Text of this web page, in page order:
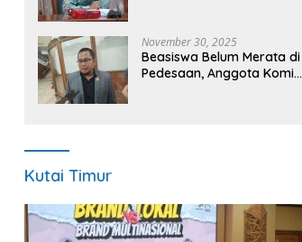
November 30, 2025
Beasiswa Belum Merata di
Pedesaan, Anggota Komisi
Kutai Timur